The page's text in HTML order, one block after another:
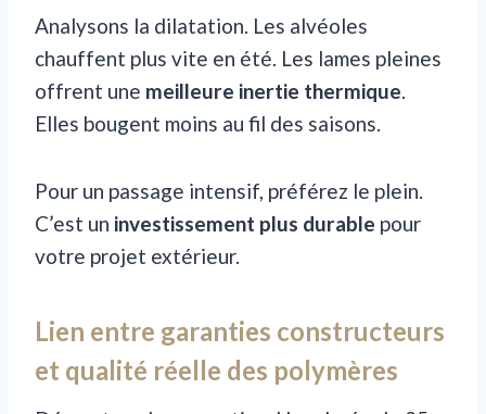
Analysons la dilatation. Les alvéoles
chauffent plus vite en été. Les lames pleines
offrent une meilleure inertie thermique.
Elles bougent moins au fil des saisons.
Pour un passage intensif, préférez le plein.
C’est un investissement plus durable pour
votre projet extérieur.
Lien entre garanties constructeurs
et qualité réelle des polymères